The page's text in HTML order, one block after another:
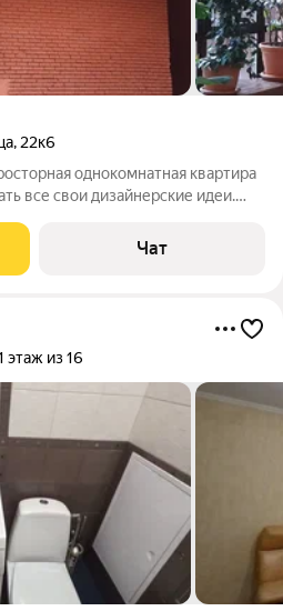
, 22к6
однокомнатная квартира
все свои дизайнерские идеи.
7,8 кв.м. со скрытой, глубокой
Чат
этаж из 16